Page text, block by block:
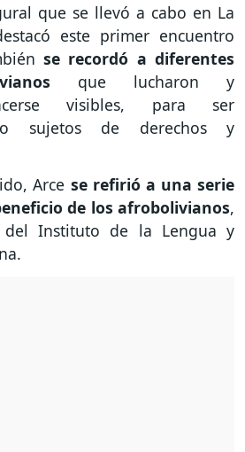
que se llevó a cabo en La
este primer encuentro
se recordó a diferentes
que lucharon y
visibles, para ser
sujetos de derechos y
Arce se refirió a una serie
de los afrobolivianos,
del Instituto de la Lengua y